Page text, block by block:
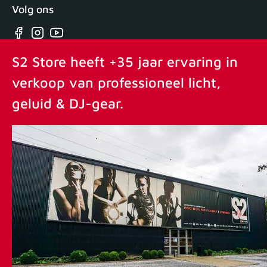
Volg ons
Facebook
Instagram
YouTube
S2 Store heeft +35 jaar ervaring in
verkoop van professioneel licht,
geluid & DJ-gear.